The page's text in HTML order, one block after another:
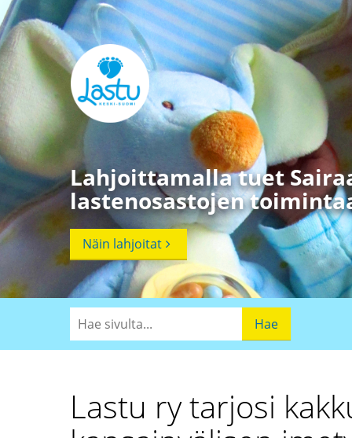
Lahjoittamalla tuet
lastenosastojen
Näin lahjoitat
Lastu ry tarjosi